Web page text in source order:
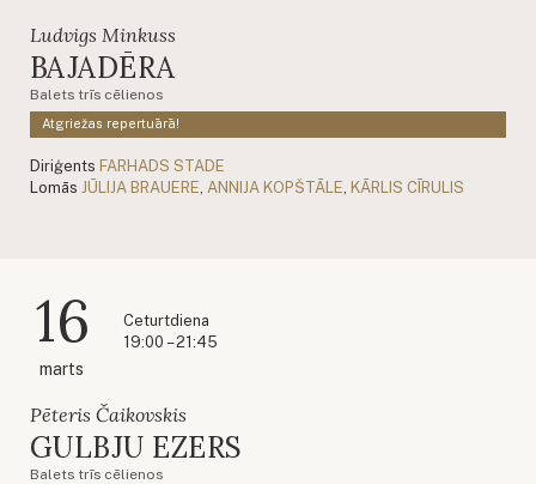
Ludvigs Minkuss
BAJADĒRA
Balets trīs cēlienos
Atgriežas repertuārā!
Diriģents FARHADS STADE
Lomās JŪLIJA BRAUERE ANNIJA KOPŠTĀLE KĀRLIS CĪRULIS
16
marts
Ceturtdiena
19:00 – 21:45
Pēteris Čaikovskis
GULBJU EZERS
Balets trīs cēlienos